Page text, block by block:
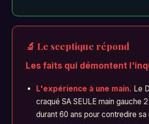
🔬 Le sceptique répond
Les faits qui démontent
L'expérience à une main. Le
craqué SA SEULE main gauche
durant 60 ans pour contredire sa